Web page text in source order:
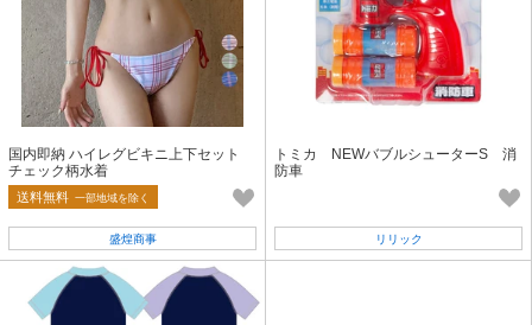
国内即納 ハイレグビキニ上下セット
チェック柄水着
送料無料 一部地域を除く
盛煌商事
トミカ NEWバブルシューターS 消
防車
リリック